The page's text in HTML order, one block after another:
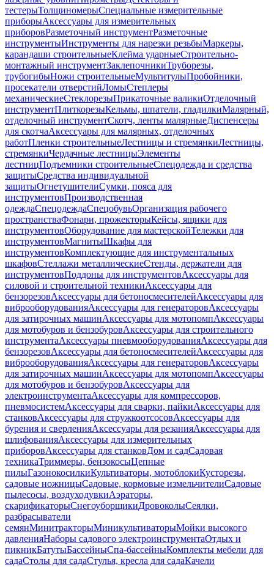
тестерыТолщиномерыСпециальные измерительные
приборыАксессуары для измерительных
приборовРазметочный инструментРазметочные
инструментыИнструменты для нарезки резьбыМаркеры,
карандаши строительныеКлейма ударныеСтроительно-
монтажный инструментЗаклепочникиТруборезы,
трубогибыНожи строительныеМультитулыПробойники,
просекатели отверстийЛомыСтеплеры
механическиеСтеклорезыПрикаточные валикиОтделочный
инструментПлиткорезыКельмы, шпатели, гладилкиМалярный,
отделочный инструментСкотч, ленты малярныеДиспенсеры
для скотчаАксессуары для малярных, отделочных
работПленки строительныеЛестницы и стремянкиЛестницы,
стремянкиЧердачные лестницыЭлементы
лестницПодъемники строительныеСпецодежда и средства
защитыСредства индивидуальной
защитыОгнетушителиСумки, пояса для
инструментовПроизводственная
одеждаСпецодеждаСпецобувьОрганизация рабочего
пространстваФонари, прожекторыКейсы, ящики для
инструментовОборудование для мастерскойТележки для
инструментовМагнитыШкафы для
инструментовКомплектующие для инструментальных
шкафовСтеллажи металлическиеСтенды, держатели для
инструментовПоддоны для инструментовАксессуары для
силовой и строительной техникиАксессуары для
бензорезовАксессуары для бетоносмесителейАксессуары для
виброоборудованияАксессуары для генераторовАксессуары
для затирочных машинАксессуары для мотопомпАксессуары
для мотобуров и бензобуровАксессуары для строительного
инструментаАксессуары пневмооборудованияАксессуары для
бензорезовАксессуары для бетоносмесителейАксессуары для
виброоборудованияАксессуары для генераторовАксессуары
для затирочных машинАксессуары для мотопомпАксессуары
для мотобуров и бензобуровАксессуары для
электроинструментаАксессуары для компрессоров,
пневмосистемАксессуары для сварки, пайкиАксессуары для
станковАксессуары для стружкоотсосовАксессуары для
бурения и сверленияАксессуары для резанияАксессуары для
шлифованияАксессуары для измерительных
приборовАксессуары для станковДом и садСадовая
техникаТриммеры, бензокосыЦепные
пилыГазонокосилкиКультиваторы, мотоблокиКусторезы,
садовые ножницыСадовые, кормовые измельчителиСадовые
пылесосы, воздуходувкиАэраторы,
скарификаторыСнегоуборщикиДровоколыСеялки,
разбрасыватели
семянМинитракторыМиникультиваторыМойки высокого
давленияНаборы садового электроинструментаОтдых и
пикникБатутыБассейныСпа-бассейныКомплекты мебели для
садаСтолы для садаСтулья, кресла для садаКачели